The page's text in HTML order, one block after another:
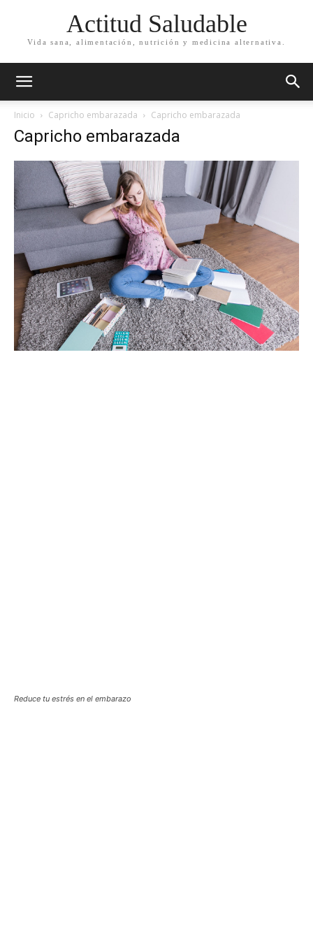
Actitud Saludable
Vida sana, alimentación, nutrición y medicina alternativa.
Inicio Capricho embarazada Capricho embarazada
Capricho embarazada
Reduce tu estrés en el embarazo